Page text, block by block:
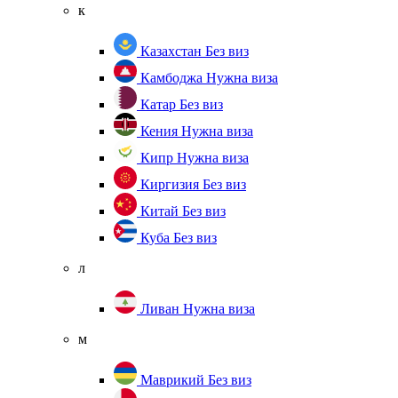
к
Казахстан Без виз
Камбоджа Нужна виза
Катар Без виз
Кения Нужна виза
Кипр Нужна виза
Киргизия Без виз
Китай Без виз
Куба Без виз
л
Ливан Нужна виза
м
Маврикий Без виз